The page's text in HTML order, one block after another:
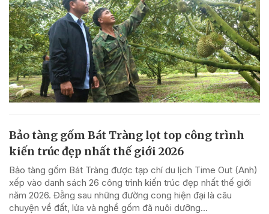
Bảo tàng gốm Bát Tràng lọt top công trình
kiến trúc đẹp nhất thế giới 2026
Bảo tàng gốm Bát Tràng được tạp chí du lịch Time Out (Anh)
xếp vào danh sách 26 công trình kiến trúc đẹp nhất thế giới
năm 2026. Đằng sau những đường cong hiện đại là câu
chuyện về đất, lửa và nghề gốm đã nuôi dưỡng...